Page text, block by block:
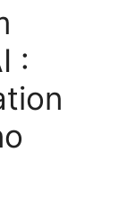
: